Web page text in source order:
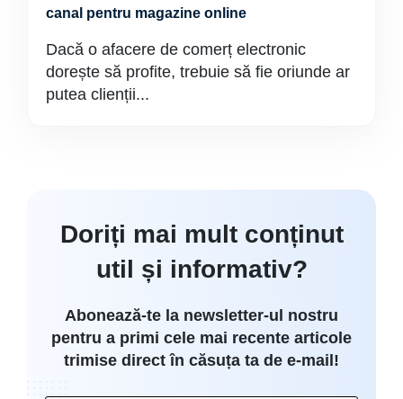
canal pentru magazine online
Dacă o afacere de comerț electronic
dorește să profite, trebuie să fie oriunde ar
putea clienții...
Doriți mai mult conținut
util și informativ?
Abonează-te la newsletter-ul nostru
pentru a primi cele mai recente articole
trimise direct în căsuța ta de e-mail!